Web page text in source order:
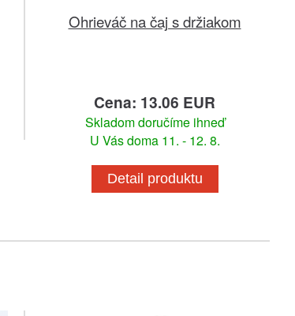
Ohrieváč na čaj s držiakom
Cena: 13.06 EUR
Skladom doručíme ihneď
U Vás doma 11. - 12. 8.
Detail produktu